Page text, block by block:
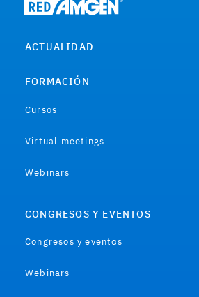
ACTUALIDAD
FORMACIÓN
Cursos
Virtual meetings
Webinars
CONGRESOS Y EVENTOS
Congresos y eventos
Webinars